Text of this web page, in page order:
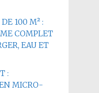
100 M² :
COMPLET
EAU ET
:
MICRO-